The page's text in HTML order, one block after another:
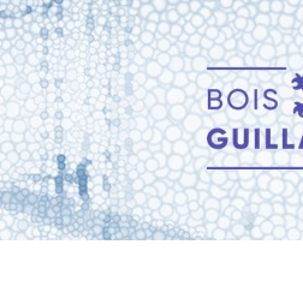
colonnes affichées